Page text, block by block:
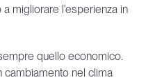
migliorare l'esperienza in
quello economico.
cambiamento nel clima